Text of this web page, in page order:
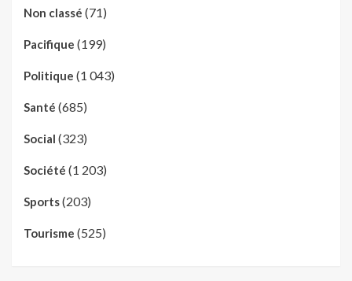
Non classé (71)
Pacifique (199)
Politique (1 043)
Santé (685)
Social (323)
Société (1 203)
Sports(203)
Tourisme (525)